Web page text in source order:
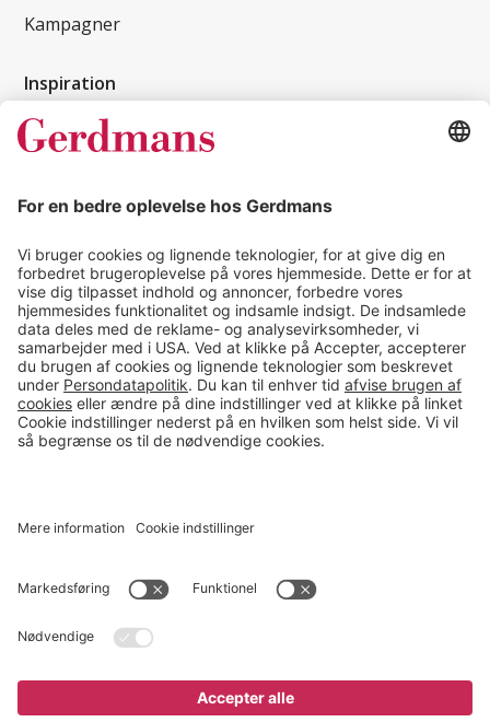
7.295 kr
Kampagner
Inspiration
Kundereferencer
Tips & guides
Kontakt
salg@gerdmans.dk
49 18 07 07
Salgsafdeling åbningstider
08.00-16.00
© 2026 Gerdmans Kontor- & Lagerudstyr A/S Alle priser er ekskl.
Cookie indstillinger